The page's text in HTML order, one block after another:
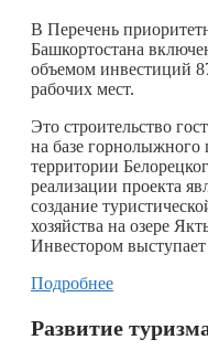
В Перечень
Башкортостана
объемом инвестиций
рабочих мест.
Это строительство
на базе
территории
реализации проекта
создание
хозяйства на озере
Инвестором
Подробнее
Развитие